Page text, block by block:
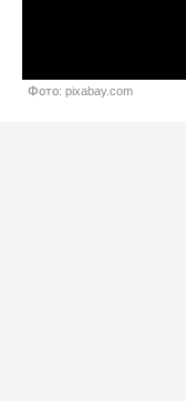
Фото: pixabay.com